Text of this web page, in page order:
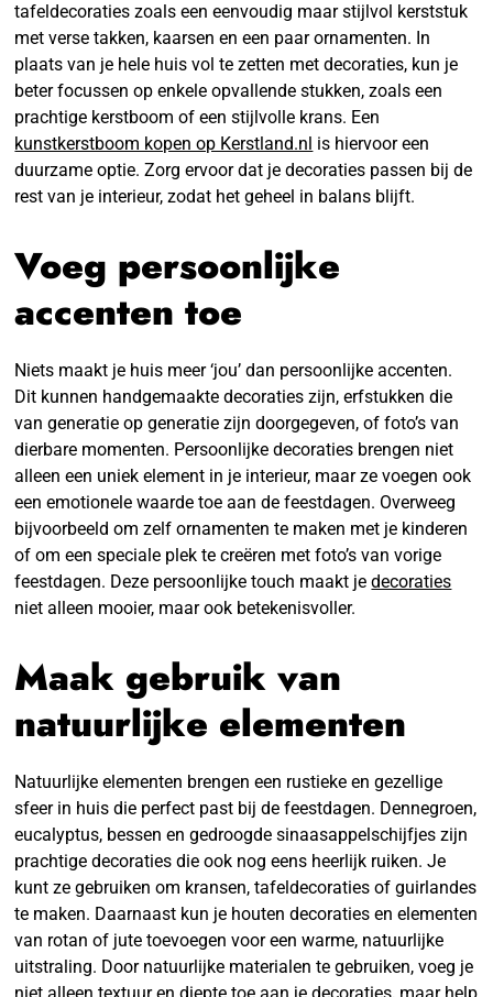
tafeldecoraties zoals een eenvoudig maar stijlvol kerststuk
met verse takken, kaarsen en een paar ornamenten. In
plaats van je hele huis vol te zetten met decoraties, kun je
beter focussen op enkele opvallende stukken, zoals een
prachtige kerstboom of een stijlvolle krans. Een
kunstkerstboom kopen op Kerstland.nl is hiervoor een
duurzame optie. Zorg ervoor dat je decoraties passen bij de
rest van je interieur, zodat het geheel in balans blijft.
Voeg persoonlijke
accenten toe
Niets maakt je huis meer ‘jou’ dan persoonlijke accenten.
Dit kunnen handgemaakte decoraties zijn, erfstukken die
van generatie op generatie zijn doorgegeven, of foto’s van
dierbare momenten. Persoonlijke decoraties brengen niet
alleen een uniek element in je interieur, maar ze voegen ook
een emotionele waarde toe aan de feestdagen. Overweeg
bijvoorbeeld om zelf ornamenten te maken met je kinderen
of om een speciale plek te creëren met foto’s van vorige
feestdagen. Deze persoonlijke touch maakt jedecoraties
niet alleen mooier, maar ook betekenisvoller.
Maak gebruik van
natuurlijke elementen
Natuurlijke elementen brengen een rustieke en gezellige
sfeer in huis die perfect past bij de feestdagen. Dennegroen,
eucalyptus, bessen en gedroogde sinaasappelschijfjes zijn
prachtige decoraties die ook nog eens heerlijk ruiken. Je
kunt ze gebruiken om kransen, tafeldecoraties of guirlandes
te maken. Daarnaast kun je houten decoraties en elementen
van rotan of jute toevoegen voor een warme, natuurlijke
uitstraling. Door natuurlijke materialen te gebruiken, voeg je